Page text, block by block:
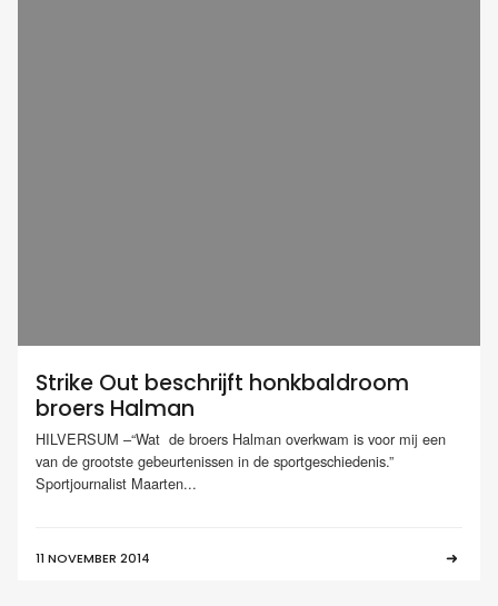
Strike Out beschrijft honkbaldroom
broers Halman
HILVERSUM –“Wat de broers Halman overkwam is voor mij een
van de grootste gebeurtenissen in de sportgeschiedenis.”
Sportjournalist Maarten...
11 NOVEMBER 2014